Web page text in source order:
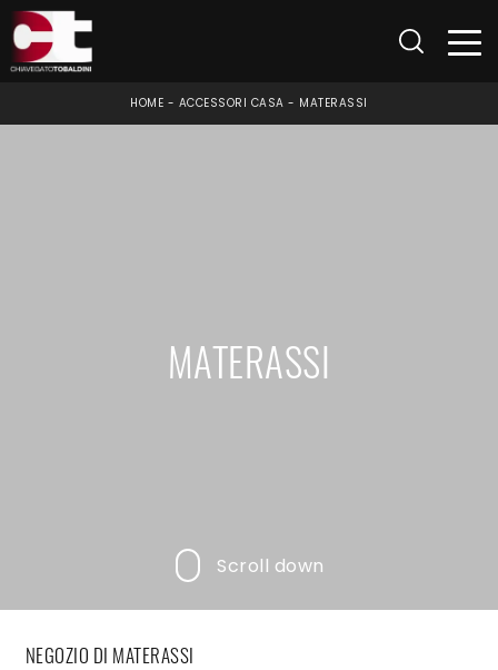
HOME - ACCESSORI CASA - MATERASSI
MATERASSI
Scroll down
NEGOZIO DI MATERASSI